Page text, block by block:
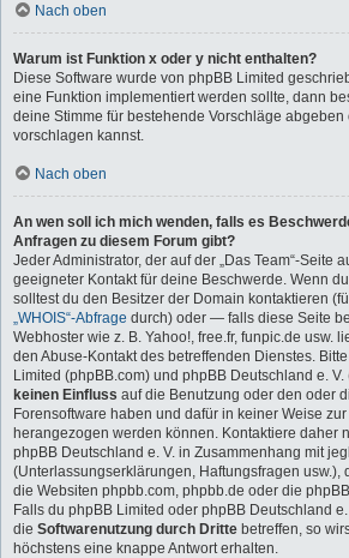
Nach oben
Warum ist Funktion x oder y nicht enthalten?
Diese Software wurde von phpBB Limited
eine Funktion implementiert werden sollte, dann
deine Stimme für bestehende Vorschläge
vorschlagen kannst.
Nach oben
An wen soll ich mich wenden, falls es
Anfragen zu diesem Forum gibt?
Jeder Administrator, der auf der „Das Team“-Seite
geeigneter Kontakt für deine Beschwerde. Wenn
solltest du den Besitzer der Domain kontaktieren
„WHOIS“-Abfrage durch) oder — falls diese Seite
Webhoster wie z. B. Yahoo!, free.fr, funpic.de usw.
den Abuse-Kontakt des betreffenden Dienstes.
Limited (phpBB.com) und phpBB Deutschland e. V.
keinen Einfluss auf die Benutzung oder den oder
Forensoftware haben und dafür in keiner Weise
herangezogen werden können. Kontaktiere daher
phpBB Deutschland e. V. in Zusammenhang mit
(Unterlassungserklärungen, Haftungsfragen usw.),
die Websiten phpbb.com, phpbb.de oder die
Falls du phpBB Limited oder phpBB Deutschland
die Softwarenutzung durch Dritte betreffen, so
höchstens eine knappe Antwort erhalten.